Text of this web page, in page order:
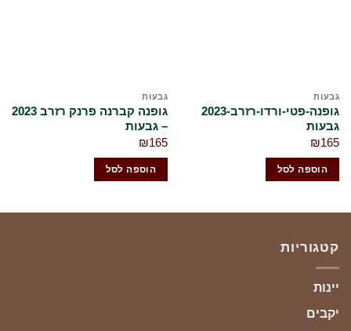
גבעות
גופנה-פטי-ורדו-רזרב-2023
גבעות
₪165
הוספה לסל
גבעות
גופנה קברנה פרנק רזרב 2023
– גבעות
₪165
הוספה לסל
קטגוריות
יינות
יקבים